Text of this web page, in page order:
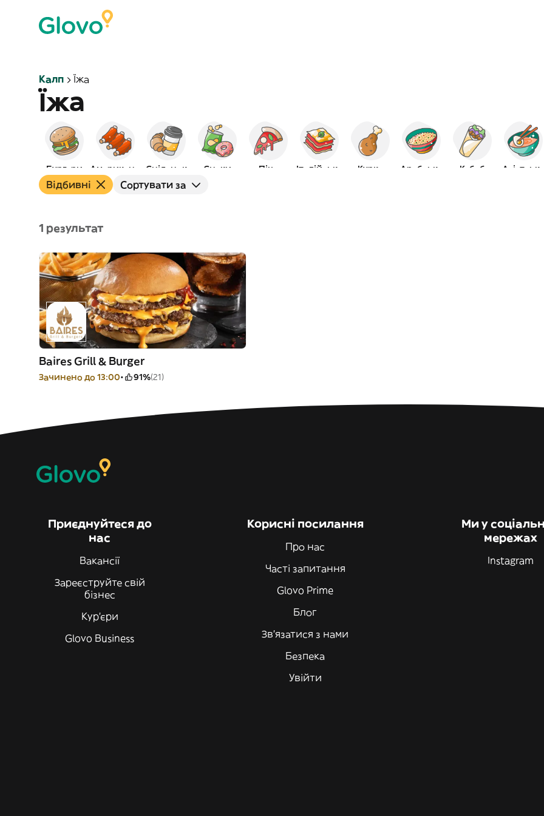
Калп Їжа
Їжа
Бургери Сніданок Снеки Піца Італійська Курка Арабська Кебаб Азіатська
Відбивні Сортувати за
1 результат
Baires Grill & Burger
Зачинено до 13:00 91%(21)
Приєднуйтеся до
нас
Вакансії
Зареєструйте свій
бізнес
Кур'єри
Glovo Business
Корисні посилання
Про нас
Часті запитання
Glovo Prime
Блог
Зв'язатися з нами
Безпека
Увійти
Ми у
мережах
Instagram